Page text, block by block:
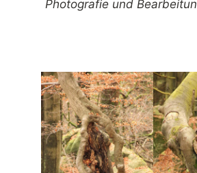
Photografie und